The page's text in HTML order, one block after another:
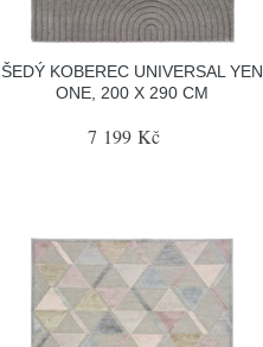
ŠEDÝ KOBEREC UNIVERSAL YEN
ONE, 200 X 290 CM
7 199 Kč